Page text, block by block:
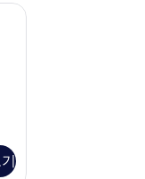
각 다르게 가구 비치